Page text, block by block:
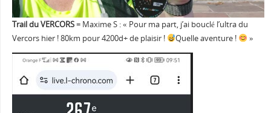
Trail du VERCORS= Maxime S : « Pour ma part, j’ai bouclé l’ultra du
Vercors hier ! 80km pour 4200d+ de plaisir !
Quelle aventure ! »